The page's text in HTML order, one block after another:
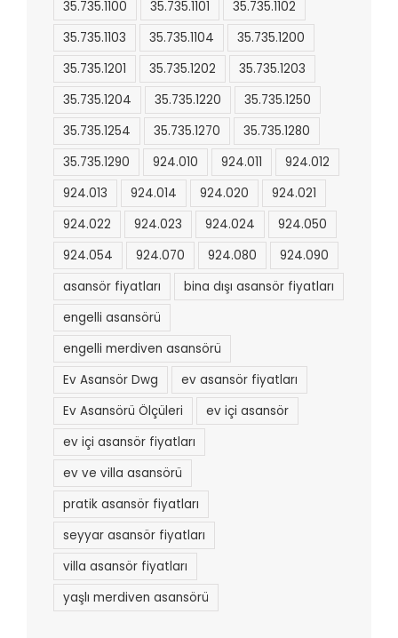
35.735.1100 35.735.1101
35.735.1102
35.735.1103
35.735.1104
35.735.1200
35.735.1201
35.735.1202
35.735.1203
35.735.1204
35.735.1220
35.735.1250
35.735.1254
35.735.1270
35.735.1280
35.735.1290
924.010 924.011
924.012
924.013
924.014 924.020
924.021
924.022
924.023 924.024
924.050
924.054
924.070 924.080
924.090
asansör fiyatları
bina dışı asansör fiyatları
engelli asansörü
engelli merdiven asansörü
Ev Asansör Dwg
ev asansör fiyatları
Ev Asansörü Ölçüleri
ev içi asansör
ev içi asansör fiyatları
ev ve villa asansörü
pratik asansör fiyatları
seyyar asansör fiyatları
villa asansör fiyatları
yaşlı merdiven asansörü